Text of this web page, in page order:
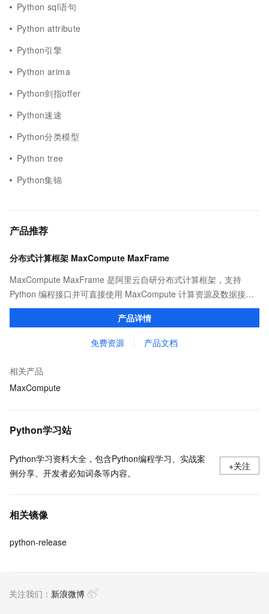
Python sql语句
Python attribute
Python引擎
Python arima
Python剑指offer
Python速速
Python分类模型
Python tree
Python集锦
产品推荐
分布式计算框架 MaxCompute MaxFrame
MaxCompute MaxFrame 是阿里云自研分布式计算框架，支持
Python 编程接口并可直接使用 MaxCompute 计算资源及数据接
口，与 MaxCompute Notebook、镜像管理等功能共同构成
MaxCompute 完整 Python 开发生态。
产品详情
免费资源 产品文档
相关产品
MaxCompute
Python学习站
Python学习资料大全，包含Python编程学习、实战案
例分享、开发者必知词条等内容。
+关注
相关镜像
python-release
关注我们： 新浪微博